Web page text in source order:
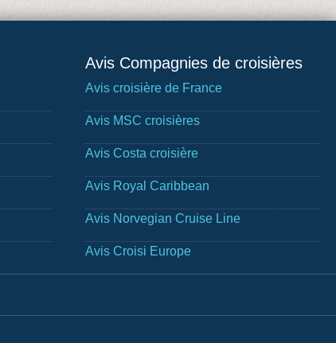
Avis Compagnies de croisières
Avis croisière de France
Avis MSC croisières
Avis Costa croisière
Avis Royal Caribbean
Avis Norvegian Cruise Line
Avis Croisi Europe